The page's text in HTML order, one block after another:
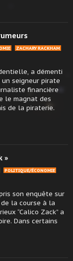
ZACHARY RACKHAM
a démenti
seigneur pirate
financière
le magnat des
de la piraterie.
»
POLITIQUE/ÉCONOMIE
son enquête sur
la course à la
“Calico Zack” a
Dans certains